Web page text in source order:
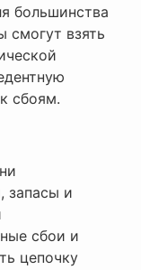
большинства
смогут взять
сбоям.
запасы и
сбои и
цепочку